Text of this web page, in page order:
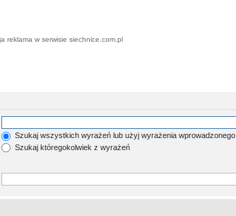
reklama w serwisie siechnice.com.pl
Szukaj wszystkich wyrażeń lub użyj wyrażenia wprowadzonego
Szukaj któregokolwiek z wyrażeń